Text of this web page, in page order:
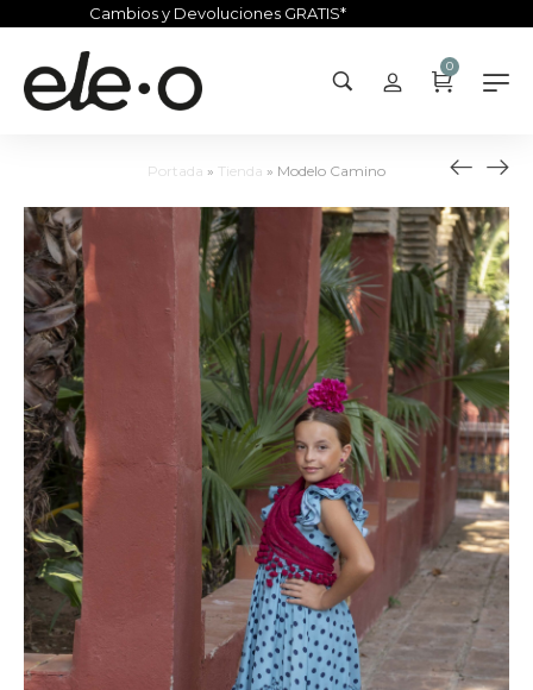
Cambios y Devoluciones GRATIS*
0
Portada » Tienda » Modelo Camino